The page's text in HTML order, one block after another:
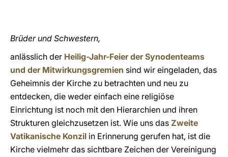
Brüder und Schwestern,
anlässlich der Heilig-Jahr-Feier der Synodenteams
und der Mitwirkungsgremien sind wir eingeladen, das
Geheimnis der Kirche zu betrachten und neu zu
entdecken, die weder einfach eine religiöse
Einrichtung ist noch mit den Hierarchien und ihren
Strukturen gleichzusetzen ist. Wie uns das Zweite
Vatikanische Konzil in Erinnerung gerufen hat, ist die
Kirche vielmehr das sichtbare Zeichen der Vereinigung